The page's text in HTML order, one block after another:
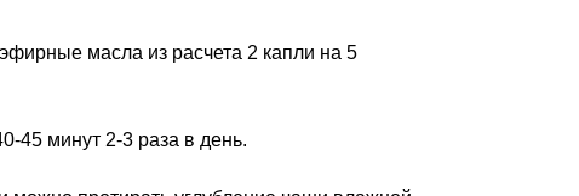
масла из расчета 2 капли на 5
45 минут 2-3 раза в день.